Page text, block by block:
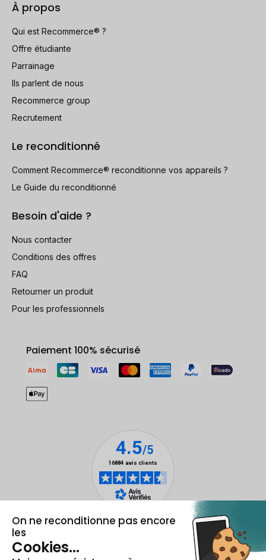
À propos
Qui est Recommerce® ?
Offre étudiante
Parrainage
Ils parlent de nous
Recommerce group
Recrutement
Le reconditionné
Comment Recommerce® reconditionne vos appareils ?
Le Guide du reconditionné
Besoin d'aide ?
Nous contacter
Conditions des offres
FAQ
Retourner un produit
Pour les professionnels
Paiement 100% sécurisé